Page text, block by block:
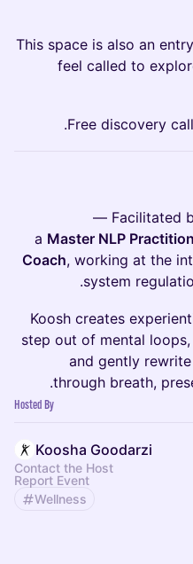
🌱 This space is also an
feel called to
Free discovery
Facilitated
—
a Master NLP
Coach, working at the
system
Koosh creates
step out of mental
and gently
through breath,
Hosted By
Koosha Goodarzi
Contact the Host
Report Event
Wellness